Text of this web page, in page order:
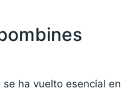
ha vuelto esencial en